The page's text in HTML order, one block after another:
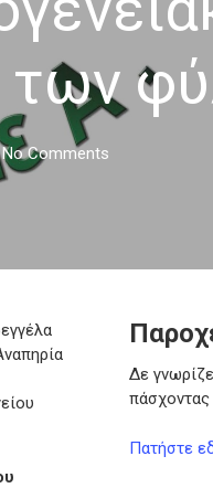
των
No Comments
Δε
Πατήστε